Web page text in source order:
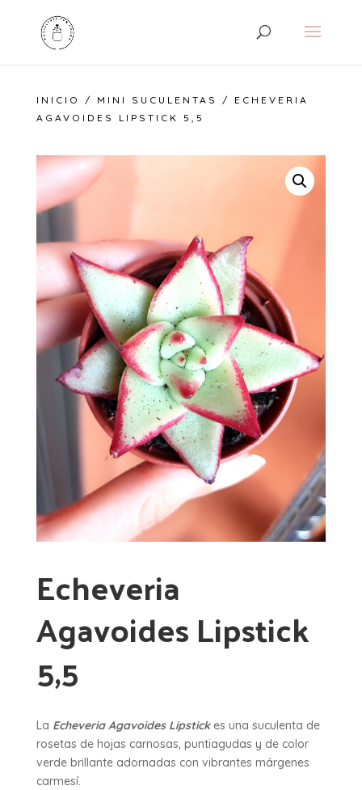
INICIO / MINI SUCULENTAS
/ ECHEVERIA
AGAVOIDES LIPSTICK 5,5
Echeveria
Agavoides Lipstick
5,5
La Echeveria Agavoides Lipstickes una suculenta de
rosetas de hojas carnosas, puntiagudas y de color
verde brillante adornadas con vibrantes márgenes
carmesí.